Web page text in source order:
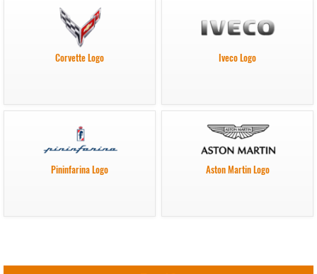
Corvette Logo Iveco Logo
Pininfarina Logo Aston Martin Logo